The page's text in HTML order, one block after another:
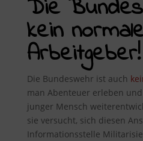
Die
kein
Arbeitgeber!
Die Bundeswehr ist auch
man Abenteuer erleben
junger Mensch
sie versucht, sich diesen
Informationsstelle